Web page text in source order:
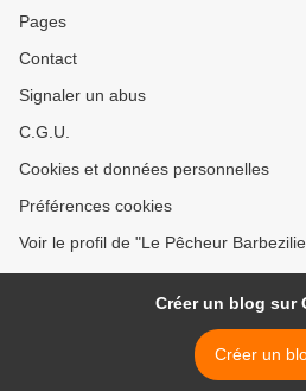
Pages
Contact
Signaler un abus
C.G.U.
Cookies et données personnelles
Préférences cookies
Voir le profil de "Le Pêcheur
Créer un blog sur
Créer un